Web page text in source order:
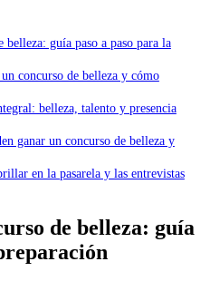
belleza: guía paso a paso para la
concurso de belleza y cómo
belleza, talento y presencia
ganar un concurso de belleza y
en la pasarela y las entrevistas
de belleza: guía